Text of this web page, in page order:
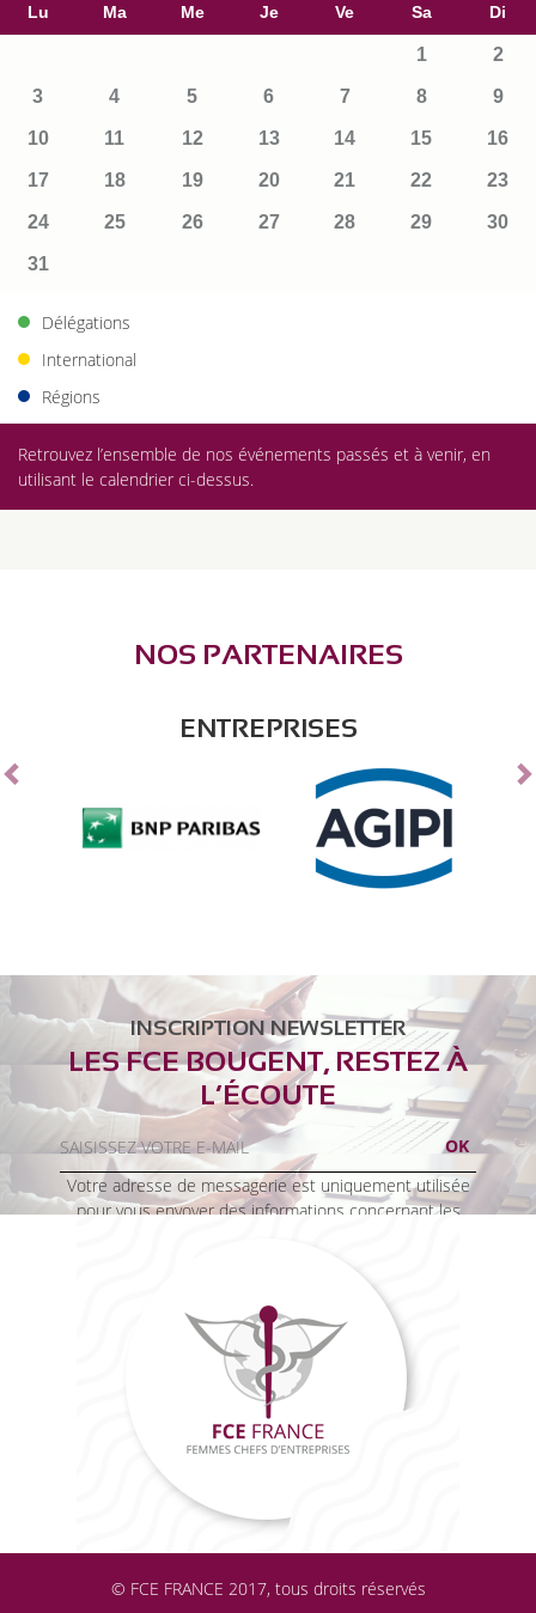
Lu Ma Me Je Ve Sa Di
1 2
3 4 5 6 7 8 9
10 11 12 13 14 15 16
17 18 19 20 21 22 23
24 25 26 27 28 29 30
31
Délégations
International
Régions
Retrouvez l’ensemble de nos événements passés et à venir, en
utilisant le calendrier ci-dessus.
NOS PARTENAIRES
ENTREPRISES
i
INSCRIPTION NEWSLETTER
LES FCE BOUGENT, RESTEZ À
L’ÉCOUTE
Votre adresse de messagerie est uniquement utilisée
pour vous envoyer des informations concernant les
© FCE FRANCE 2017, tous droits réservés